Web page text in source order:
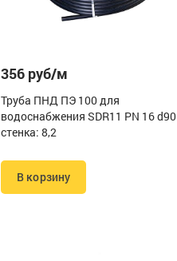
356 руб/м
Труба ПНД ПЭ 100 для
водоснабжения SDR11 PN 16 d90
стенка: 8,2
В корзину